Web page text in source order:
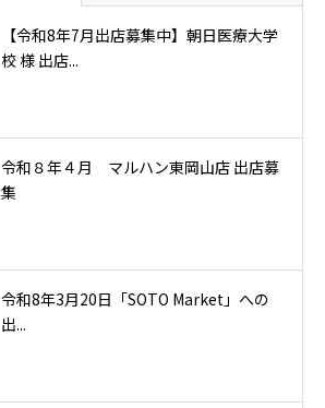
【令和8年7月出店募集中】朝日医療大学
校 様 出店...
令和８年４月 マルハン東岡山店 出店募
集
令和8年3月20日「SOTO Market」への
出...